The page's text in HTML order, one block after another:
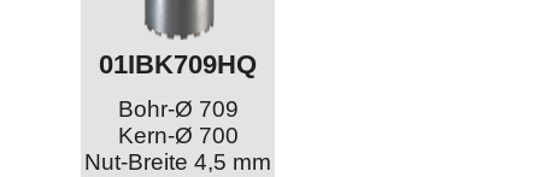
01IBK709HQ
Bohr-Ø 709
Kern-Ø 700
Nut-Breite 4,5 mm